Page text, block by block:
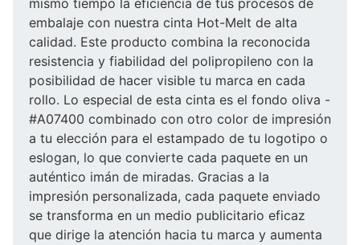
embalaje con nuestra cinta Hot-Melt de alta
calidad. Este producto combina la reconocida
resistencia y fiabilidad del polipropileno con la
posibilidad de hacer visible tu marca en cada
rollo. Lo especial de esta cinta es el fondo oliva -
#A07400 combinado con otro color de impresión
a tu elección para el estampado de tu logotipo o
eslogan, lo que convierte cada paquete en un
auténtico imán de miradas. Gracias a la
impresión personalizada, cada paquete enviado
se transforma en un medio publicitario eficaz
que dirige la atención hacia tu marca y aumenta